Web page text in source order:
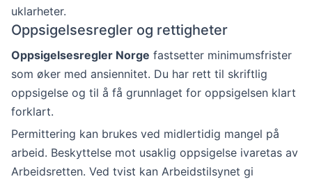
uklarheter.
Oppsigelsesregler og rettigheter
Oppsigelsesregler Norge fastsetter minimumsfrister
som øker med ansiennitet. Du har rett til skriftlig
oppsigelse og til å få grunnlaget for oppsigelsen klart
forklart.
Permittering kan brukes ved midlertidig mangel på
arbeid. Beskyttelse mot usaklig oppsigelse ivaretas av
Arbeidsretten. Ved tvist kan Arbeidstilsynet gi